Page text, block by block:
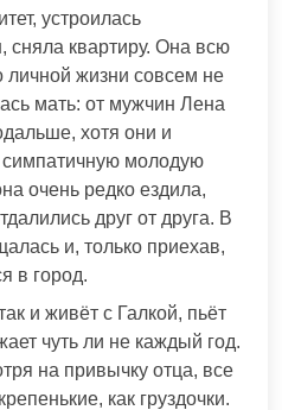
устроилась
сняла квартиру. Она всю
личной жизни совсем не
мать: от мужчин Лена
хотя они и
молодую
очень редко ездила,
друг от друга. В
и, только приехав,
в город.
и живёт с Галкой, пьёт
чуть ли не каждый год.
на привычку отца, все
как груздочки.